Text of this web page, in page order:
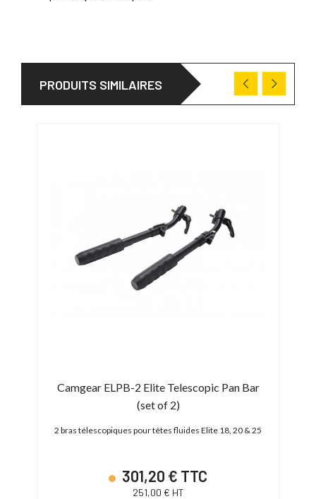
PRODUITS SIMILAIRES
Camgear ELPB-2 Elite Telescopic Pan Bar
(set of 2)
2 bras télescopiques pour têtes fluides Elite 18, 20 & 25
301,20 € TTC
251,00 € HT